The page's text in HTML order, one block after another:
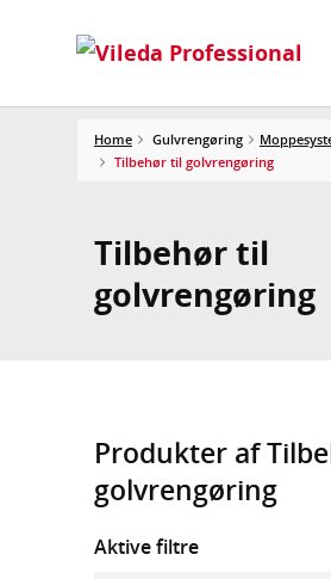
Home Gulvrengøring
Tilbehør til golvrengøring
Tilbehør til
golvrengøring
Produkter af
golvrengøring
Aktive filtre